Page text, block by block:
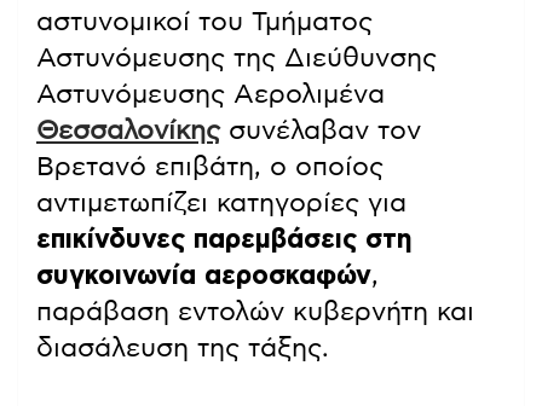
αστυνομικοί του Τμήματος
Αστυνόμευσης της Διεύθυνσης
Αστυνόμευσης Αερολιμένα
Θεσσαλονίκηςσυνέλαβαν τον
Βρετανό επιβάτη, ο οποίος
αντιμετωπίζει κατηγορίες για
επικίνδυνες παρεμβάσεις στη
συγκοινωνία αεροσκαφών,
παράβαση εντολών κυβερνήτη και
διασάλευση της τάξης.